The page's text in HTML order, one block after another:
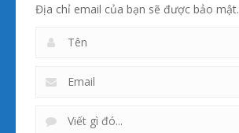
Địa chỉ email của bạn sẽ được bảo mật.